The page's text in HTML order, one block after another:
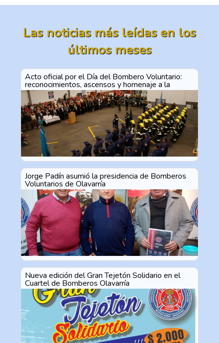
Las noticias más leídas en los
últimos meses
Acto oficial por el Día del Bombero Voluntario:
reconocimientos, ascensos y homenaje a la
vocación de servicio
Jorge Padín asumió la presidencia de Bomberos
Voluntarios de Olavarría
Nueva edición del Gran Tejetón Solidario en el
Cuartel de Bomberos Olavarría